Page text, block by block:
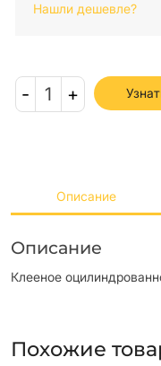
Нашли дешевле?
- 1 +
Описание
Описание
Клееное
Похожие